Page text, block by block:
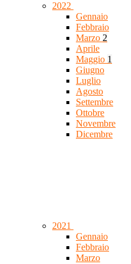
2022
Gennaio
Febbraio
Marzo 2
Aprile
Maggio 1
Giugno
Luglio
Agosto
Settembre
Ottobre
Novembre
Dicembre
2021
Gennaio
Febbraio
Marzo